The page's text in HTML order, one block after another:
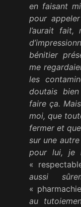
en faisant
pour
l’aurait fait,
bénitier
me
les
doutais
faire ça.
moi, que
fermer et
sur une
pour lui, je
«
aussi
«
au